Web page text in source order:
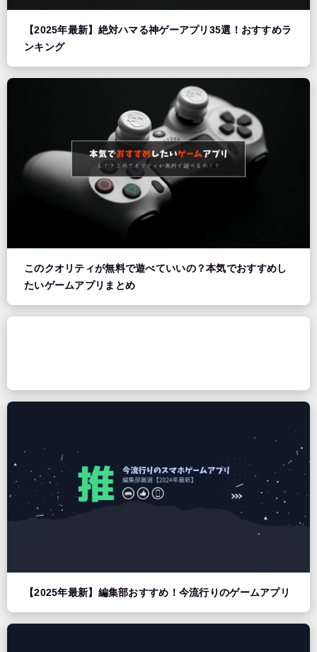
【2025年最新】絶対ハマる神ゲーアプリ35選！おすすめラ
ンキング
このクオリティが無料で遊べていいの？本気でおすすめし
たいゲームアプリまとめ
【2025年最新】編集部おすすめ！今流行りのゲームアプリ